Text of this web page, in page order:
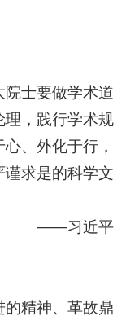
士要做学术道
理，践行学术规
、外化于行，
求是的科学文
——习近平
精神、革故鼎